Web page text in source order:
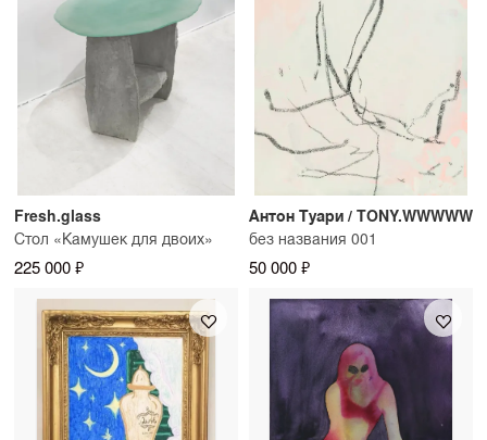
Fresh.glass
Стол «Камушек для двоих»
225 000 ₽
Антон Туари / TONY.WWWWW
без названия 001
50 000 ₽